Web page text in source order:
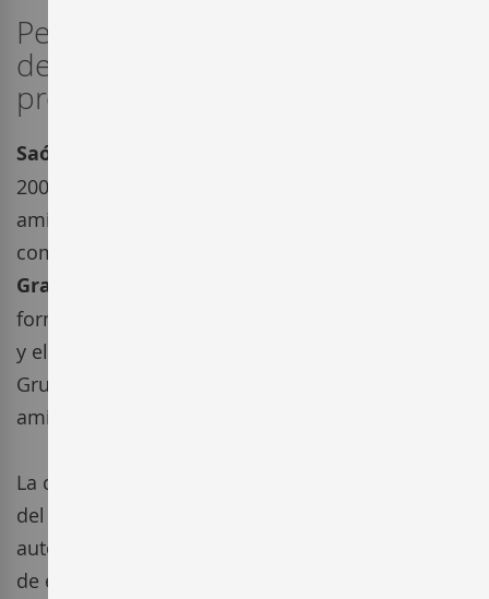
Pequeña bodega del Priorat, Saó
del Coster elabora vinos de
producción muy limitada.
Saó del Coster
2004, siendo un proyecto vinícola de un grupo de
amigos suizos apasionados por la zona, teniendo
como premisa trabajar sus fincas, situadas en
Gratallops
forma respetuosa, para conseguir vinos honestos
y elegantes. Hoy en día, Joel Chevallaz y Michel
Gruppe están al cargo del grupo de socios y
amigos.
La clave está a parte del saber hacer, en la fuerza
del terroir, trabajando con variedades
autóctonas,
de ellas con más de 60 años de edad. También,